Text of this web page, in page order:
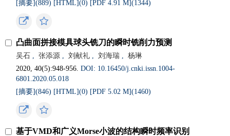
[摘要](889) [HTML](0) [PDF 4.91 M](1344)
凸曲面拼接模具球头铣刀的瞬时铣削力预测
吴石 , 张添源 , 刘献礼 , 刘海瑞 ,
杨琳
2020, 40(5):948-956.DOI: 10.16450/j.cnki.issn.1004-
6801.2020.05.018
[摘要](846) [HTML](0) [PDF 5.02 M](1460)
基于VMD和广义Morse小波的结构瞬时频率识别